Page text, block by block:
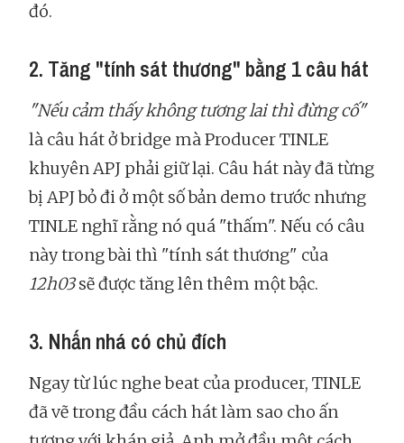
đó.
2. Tăng "tính sát thương" bằng 1 câu hát
"Nếu cảm thấy không tương lai thì đừng cố"
là câu hát ở bridge mà Producer TINLE
khuyên APJ phải giữ lại. Câu hát này đã từng
bị APJ bỏ đi ở một số bản demo trước nhưng
TINLE nghĩ rằng nó quá "thấm". Nếu có câu
này trong bài thì "tính sát thương" của
12h03sẽ được tăng lên thêm một bậc.
3. Nhấn nhá có chủ đích
Ngay từ lúc nghe beat của producer, TINLE
đã vẽ trong đầu cách hát làm sao cho ấn